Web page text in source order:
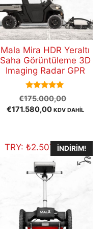
Mala Mira HDR Yeraltı
Saha Görüntüleme 3D
Imaging Radar GPR
5.00
out of 5
€175.000,00
fiyat:
€171.580,00Şu
€171.580,00.
KDV DAHİL
TRY: ₺2.507.498,40
İNDIRIM!